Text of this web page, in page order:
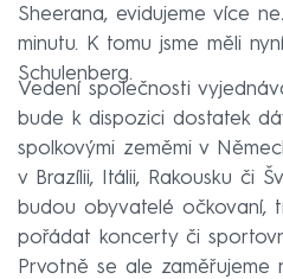
Sheerana, evidujeme více
minutu. K tomu jsme měli
Schulenberg.
Vedení společnosti
bude k dispozici dostatek
spolkovými zeměmi v
v Brazílii, Itálii, Rakousku či
budou obyvatelé očkovaní,
pořádat koncerty či
Prvotně se ale zaměřujeme